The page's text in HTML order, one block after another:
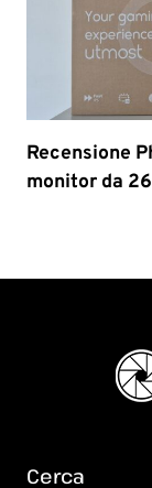
Recensione
monitor da
Cerca